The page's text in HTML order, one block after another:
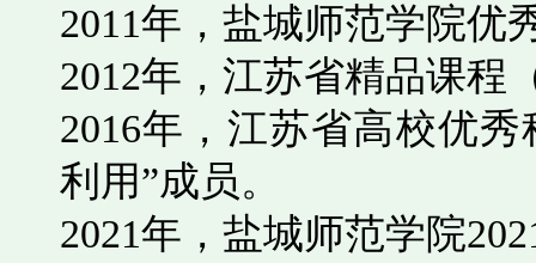
2011年，盐城师范学院优
2012年，江苏省精品课程
2016年，江苏省高校优秀
利用”成员。
2021年，盐城师范学院